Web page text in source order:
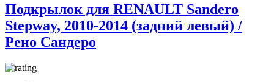
Подкрылок для RENAULT Sandero
Stepway, 2010-2014 (задний левый) /
Рено Сандеро